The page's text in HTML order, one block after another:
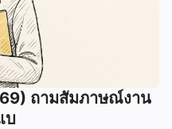
ถามสัมภาษณ์งาน
บ